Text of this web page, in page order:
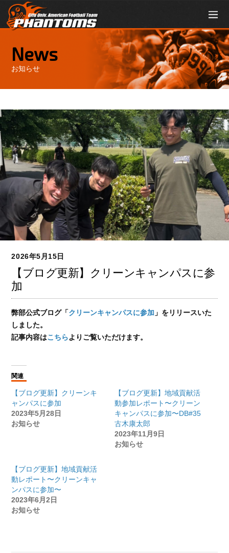
News
お知らせ
2026年5月15日
【ブログ更新】クリーンキャンパスに参
加
弊部公式ブログ「クリーンキャンパスに参加 」をリリースいた
しました。
記事内容はこちらよりご覧いただけます。
関連
【ブログ更新】クリーンキ
ャンパスに参加
2023年5月28日
お知らせ
【ブログ更新】地域貢献活
動参加レポート〜クリーン
キャンパスに参加〜DB#35
古木康太郎
2023年11月9日
お知らせ
【ブログ更新】地域貢献活
動レポート〜クリーンキャ
ンパスに参加〜
2023年6月2日
お知らせ